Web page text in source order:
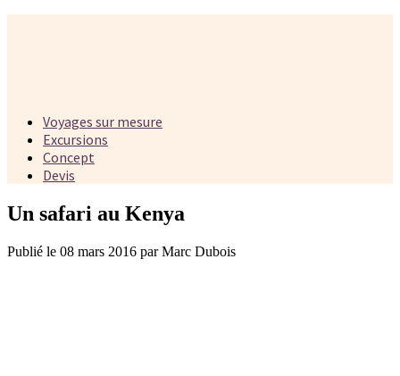
Voyages sur mesure
Excursions
Concept
Devis
Un safari au Kenya
Publié le 08 mars 2016 par Marc Dubois